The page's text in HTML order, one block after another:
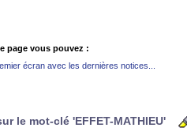
page vous pouvez :
écran avec les dernières notices...
le mot-clé 'EFFET-MATHIEU'